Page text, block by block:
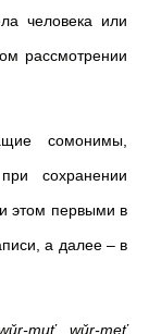
человека или
рассмотрении
сомонимы,
сохранении
этом первыми в
а далее – в
muť, wǔr-meť